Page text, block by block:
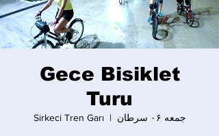
Gece Bisiklet
Turu
جمعه ۰۶ سرطان
  |
Sirkeci Tren Garı